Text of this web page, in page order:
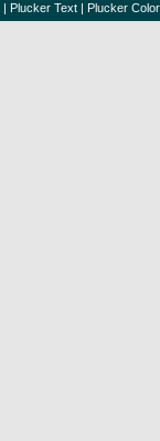
| Plucker Text | Plucker Color